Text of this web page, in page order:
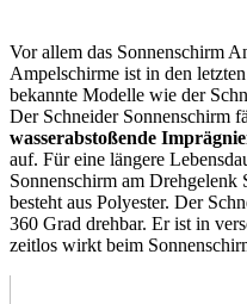
Vor allem das Sonnenschirm
Ampelschirme ist in den
bekannte Modelle wie der
Der Schneider Sonnenschirm
wasserabstoßende
auf. Für eine längere
Sonnenschirm am Drehgelenk
besteht aus Polyester. Der
360 Grad drehbar. Er ist in
zeitlos wirkt beim